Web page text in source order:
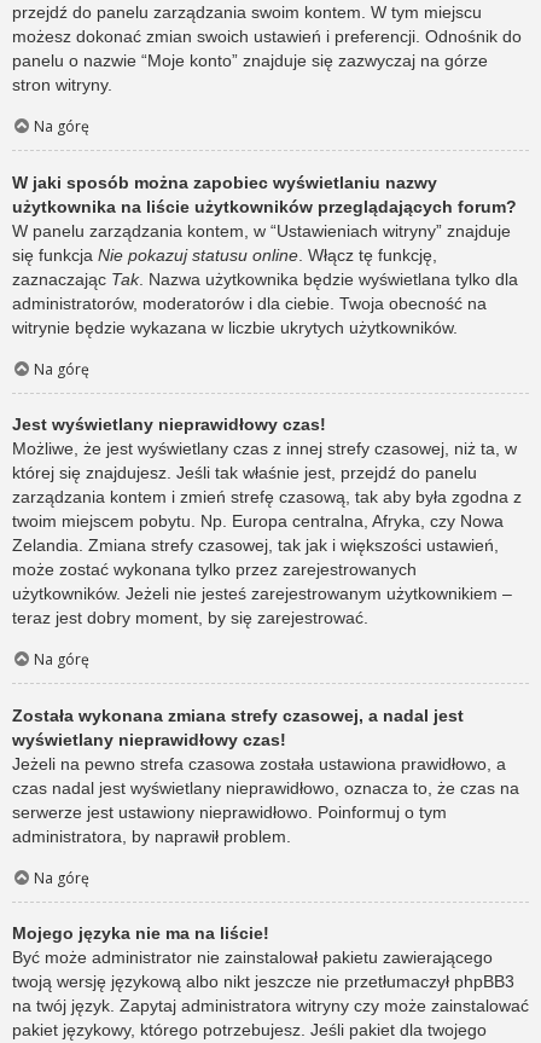
przejdź do panelu zarządzania swoim kontem. W tym miejscu
możesz dokonać zmian swoich ustawień i preferencji. Odnośnik do
panelu o nazwie “Moje konto” znajduje się zazwyczaj na górze
stron witryny.
Na górę
W jaki sposób można zapobiec wyświetlaniu nazwy
użytkownika na liście użytkowników przeglądających forum?
W panelu zarządzania kontem, w “Ustawieniach witryny” znajduje
się funkcja Nie pokazuj statusu online . Włącz tę funkcję,
zaznaczając Tak. Nazwa użytkownika będzie wyświetlana tylko dla
administratorów, moderatorów i dla ciebie. Twoja obecność na
witrynie będzie wykazana w liczbie ukrytych użytkowników.
Na górę
Jest wyświetlany nieprawidłowy czas!
Możliwe, że jest wyświetlany czas z innej strefy czasowej, niż ta, w
której się znajdujesz. Jeśli tak właśnie jest, przejdź do panelu
zarządzania kontem i zmień strefę czasową, tak aby była zgodna z
twoim miejscem pobytu. Np. Europa centralna, Afryka, czy Nowa
Zelandia. Zmiana strefy czasowej, tak jak i większości ustawień,
może zostać wykonana tylko przez zarejestrowanych
użytkowników. Jeżeli nie jesteś zarejestrowanym użytkownikiem –
teraz jest dobry moment, by się zarejestrować.
Na górę
Została wykonana zmiana strefy czasowej, a nadal jest
wyświetlany nieprawidłowy czas!
Jeżeli na pewno strefa czasowa została ustawiona prawidłowo, a
czas nadal jest wyświetlany nieprawidłowo, oznacza to, że czas na
serwerze jest ustawiony nieprawidłowo. Poinformuj o tym
administratora, by naprawił problem.
Na górę
Mojego języka nie ma na liście!
Być może administrator nie zainstalował pakietu zawierającego
twoją wersję językową albo nikt jeszcze nie przetłumaczył phpBB3
na twój język. Zapytaj administratora witryny czy może zainstalować
pakiet językowy, którego potrzebujesz. Jeśli pakiet dla twojego